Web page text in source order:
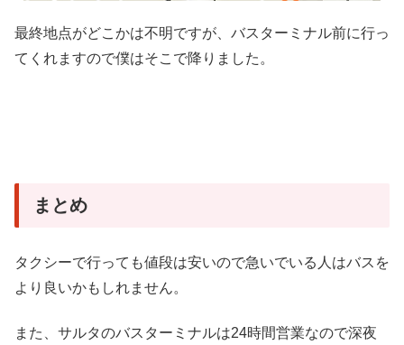
最終地点がどこかは不明ですが、バスターミナル前に行っ
てくれますので僕はそこで降りました。
まとめ
タクシーで行っても値段は安いので急いでいる人はバスを
より良いかもしれません。
また、サルタのバスターミナルは24時間営業なので深夜